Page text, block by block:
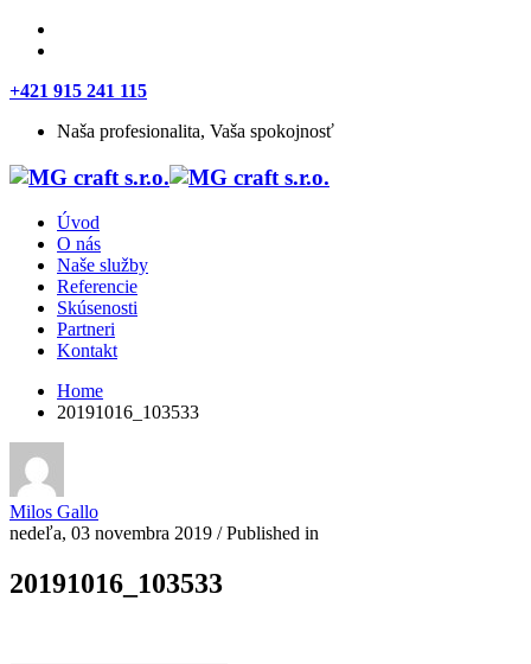
+421 915 241 115
Naša profesionalita, Vaša spokojnosť
Úvod
O nás
Naše služby
Referencie
Skúsenosti
Partneri
Kontakt
Home
20191016_103533
Milos Gallo
nedeľa, 03 novembra 2019 /Published in
20191016_103533